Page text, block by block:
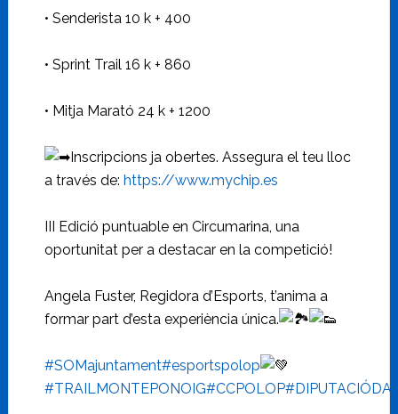
• Senderista 10 k + 400
• Sprint Trail 16 k + 860
• Mitja Marató 24 k + 1200
Inscripcions ja obertes. Assegura el teu lloc
a través de: https://www.mychip.es
III Edició puntuable en Circumarina, una
oportunitat per a destacar en la competició!
Angela Fuster, Regidora d’Esports, t’anima a
formar part d’esta experiència única.
#SOMajuntament#esportspolop
#TRAILMONTEPONOIG#CCPOLOP